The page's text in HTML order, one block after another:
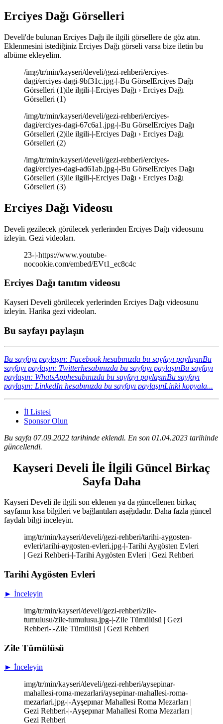
Erciyes Dağı Görselleri
Develi'de bulunan Erciyes Dağı ile ilgili görsellere de göz atın.
Eklenmesini istediğiniz Erciyes Dağı görseli varsa bize iletin bu
albüme ekleyelim.
/img/tr/min/kayseri/develi/gezi-rehberi/erciyes-
dagi/erciyes-dagi-9bf31c.jpg-|-Bu GörselErciyes Dağı
Görselleri (1)ile ilgili-|-Erciyes Dağı › Erciyes Dağı
Görselleri (1)
/img/tr/min/kayseri/develi/gezi-rehberi/erciyes-
dagi/erciyes-dagi-67c6a1.jpg-|-Bu GörselErciyes Dağı
Görselleri (2)ile ilgili-|-Erciyes Dağı › Erciyes Dağı
Görselleri (2)
/img/tr/min/kayseri/develi/gezi-rehberi/erciyes-
dagi/erciyes-dagi-ad61ab.jpg-|-Bu GörselErciyes Dağı
Görselleri (3)ile ilgili-|-Erciyes Dağı › Erciyes Dağı
Görselleri (3)
Erciyes Dağı Videosu
Develi gezilecek görülecek yerlerinden Erciyes Dağı videosunu
izleyin. Gezi videoları.
23-|-https://www.youtube-
nocookie.com/embed/EVt1_ec8c4c
Erciyes Dağı tanıtım videosu
Kayseri Develi görülecek yerlerinden Erciyes Dağı videosunu
izleyin. Harika gezi videoları.
Bu sayfayı paylaşın
Bu sayfayı paylaşın: Facebook hesabınızda bu sayfayı paylaşınBu
sayfayı paylaşın: Twitterhesabınızda bu sayfayı paylaşınBu sayfayı
paylaşın: WhatsApphesabınızda bu sayfayı paylaşınBu sayfayı
paylaşın: LinkedIn hesabınızda bu sayfayı paylaşınLinki kopyala...
İl Listesi
Sponsor Olun
Bu sayfa 07.09.2022 tarihinde eklendi. En son 01.04.2023 tarihinde
güncellendi.
Kayseri Develi İle İlgili Güncel Birkaç
Sayfa Daha
Kayseri Develi ile ilgili son eklenen ya da güncellenen birkaç
sayfanın kısa bilgileri ve bağlantıları aşağıdadır. Daha fazla güncel
faydalı bilgi inceleyin.
img/tr/min/kayseri/develi/gezi-rehberi/tarihi-aygosten-
evleri/tarihi-aygosten-evleri.jpg-|-Tarihi Aygösten Evleri
| Gezi Rehberi-|-Tarihi Aygösten Evleri | Gezi Rehberi
Tarihi Aygösten Evleri
► İnceleyin
img/tr/min/kayseri/develi/gezi-rehberi/zile-
tumulusu/zile-tumulusu.jpg-|-Zile Tümülüsü | Gezi
Rehberi-|-Zile Tümülüsü | Gezi Rehberi
Zile Tümülüsü
► İnceleyin
img/tr/min/kayseri/develi/gezi-rehberi/aysepinar-
mahallesi-roma-mezarlari/aysepinar-mahallesi-roma-
mezarlari.jpg-|-Ayşepınar Mahallesi Roma Mezarları |
Gezi Rehberi-|-Ayşepınar Mahallesi Roma Mezarları |
Gezi Rehberi